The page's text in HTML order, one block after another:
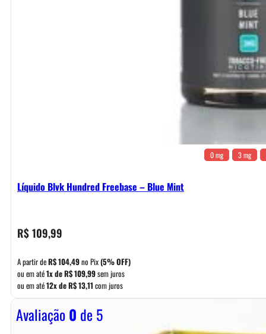
0 mg 3 mg
Líquido Blvk Hundred Freebase – Blue Mint
R$109,99
A partir deR$104,49no Pix(5% OFF)
ou em até1x deR$109,99sem juros
ou em até12x deR$13,11 com juros
Avaliação0 de 5